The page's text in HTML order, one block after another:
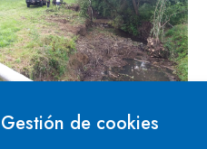
Gestión de cookies